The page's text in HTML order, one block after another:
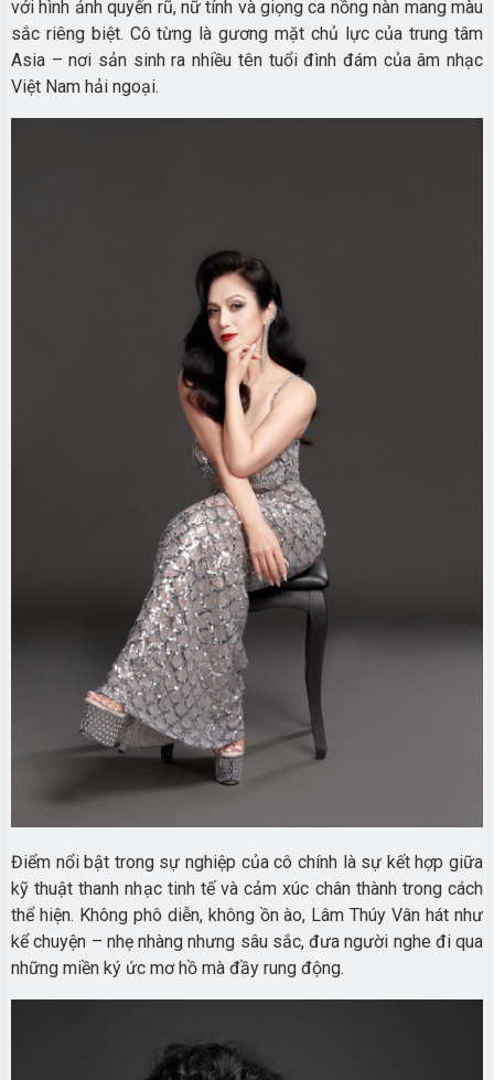
với hình ảnh quyến rũ, nữ tính và giọng ca nồng nàn mang màu
sắc riêng biệt. Cô từng là gương mặt chủ lực của trung tâm
Asia – nơi sản sinh ra nhiều tên tuổi đình đám của âm nhạc
Việt Nam hải ngoại.
Điểm nổi bật trong sự nghiệp của cô chính là sự kết hợp giữa
kỹ thuật thanh nhạc tinh tế và cảm xúc chân thành trong cách
thể hiện. Không phô diễn, không ồn ào, Lâm Thúy Vân hát như
kể chuyện – nhẹ nhàng nhưng sâu sắc, đưa người nghe đi qua
những miền ký ức mơ hồ mà đầy rung động.